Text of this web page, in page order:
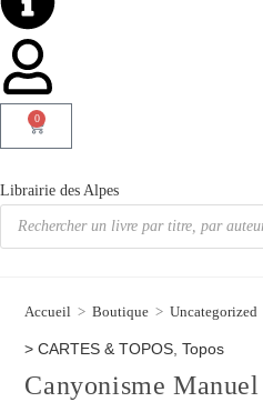
0
Librairie des Alpes
Accueil > Boutique > Uncategorized
>CARTES & TOPOS,Topos
Canyonisme